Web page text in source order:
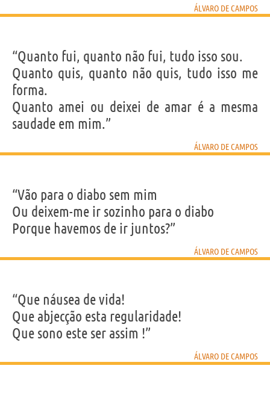
ÁLVARO DE CAMPOS
“Quanto fui, quanto não fui, tudo isso sou.
Quanto quis, quanto não quis, tudo isso me
forma.
Quanto amei ou deixei de amar é a mesma
saudade em mim.”
ÁLVARO DE CAMPOS
“Vão para o diabo sem mim
Ou deixem-me ir sozinho para o diabo
Porque havemos de ir juntos?”
ÁLVARO DE CAMPOS
“Que náusea de vida!
Que abjecção esta regularidade!
Que sono este ser assim !”
ÁLVARO DE CAMPOS